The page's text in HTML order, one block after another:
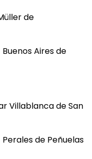
de
Aires de
Villablanca de San
de Peñuelas